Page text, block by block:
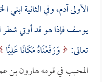
الأولى آدم، وفي الثانية
يوسف فإذا هو قد أوتي شطر
تعالى:
وَرَفَعْنَاهُ مَكَانًا عَلِيًّا
المحبب في قومه هارون بن